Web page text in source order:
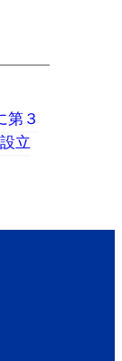
第３
立